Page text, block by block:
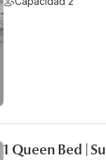
1 Queen Bed |